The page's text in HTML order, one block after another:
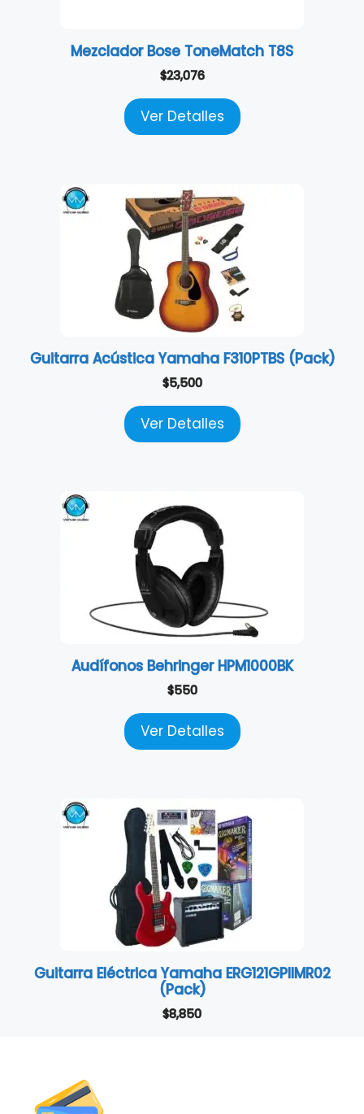
Mezclador Bose ToneMatch T8S
$23,076
Ver Detalles
Guitarra Acústica Yamaha F310PTBS (Pack)
$5,500
Ver Detalles
Audífonos Behringer HPM1000BK
$550
Ver Detalles
Guitarra Eléctrica Yamaha ERG121GPIIMR02
(Pack)
$8,850